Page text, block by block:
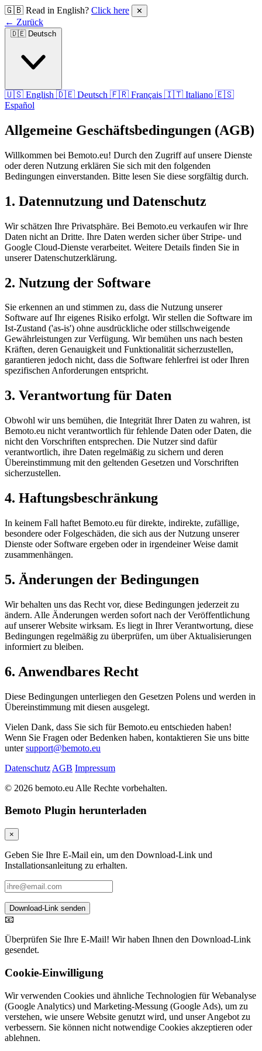
🇬🇧 Read in English? Click here ✕
← Zurück
🇩🇪 Deutsch
🇺🇸 English 🇩🇪 Deutsch 🇫🇷 Français 🇮🇹 Italiano 🇪🇸
Español
Allgemeine Geschäftsbedingungen (AGB)
Willkommen bei Bemoto.eu! Durch den Zugriff auf unsere Dienste
oder deren Nutzung erklären Sie sich mit den folgenden
Bedingungen einverstanden. Bitte lesen Sie diese sorgfältig durch.
1. Datennutzung und Datenschutz
Wir schätzen Ihre Privatsphäre. Bei Bemoto.eu verkaufen wir Ihre
Daten nicht an Dritte. Ihre Daten werden sicher über Stripe- und
Google Cloud-Dienste verarbeitet. Weitere Details finden Sie in
unserer Datenschutzerklärung.
2. Nutzung der Software
Sie erkennen an und stimmen zu, dass die Nutzung unserer
Software auf Ihr eigenes Risiko erfolgt. Wir stellen die Software im
Ist-Zustand ('as-is') ohne ausdrückliche oder stillschweigende
Gewährleistungen zur Verfügung. Wir bemühen uns nach besten
Kräften, deren Genauigkeit und Funktionalität sicherzustellen,
garantieren jedoch nicht, dass die Software fehlerfrei ist oder Ihren
spezifischen Anforderungen entspricht.
3. Verantwortung für Daten
Obwohl wir uns bemühen, die Integrität Ihrer Daten zu wahren, ist
Bemoto.eu nicht verantwortlich für fehlende Daten oder Daten, die
nicht den Vorschriften entsprechen. Die Nutzer sind dafür
verantwortlich, ihre Daten regelmäßig zu sichern und deren
Übereinstimmung mit den geltenden Gesetzen und Vorschriften
sicherzustellen.
4. Haftungsbeschränkung
In keinem Fall haftet Bemoto.eu für direkte, indirekte, zufällige,
besondere oder Folgeschäden, die sich aus der Nutzung unserer
Dienste oder Software ergeben oder in irgendeiner Weise damit
zusammenhängen.
5. Änderungen der Bedingungen
Wir behalten uns das Recht vor, diese Bedingungen jederzeit zu
ändern. Alle Änderungen werden sofort nach der Veröffentlichung
auf unserer Website wirksam. Es liegt in Ihrer Verantwortung, diese
Bedingungen regelmäßig zu überprüfen, um über Aktualisierungen
informiert zu bleiben.
6. Anwendbares Recht
Diese Bedingungen unterliegen den Gesetzen Polens und werden in
Übereinstimmung mit diesen ausgelegt.
Vielen Dank, dass Sie sich für Bemoto.eu entschieden haben!
Wenn Sie Fragen oder Bedenken haben, kontaktieren Sie uns bitte
untersupport@bemoto.eu
Datenschutz AGB Impressum
© 2026 bemoto.eu Alle Rechte vorbehalten.
Bemoto Plugin herunterladen
×
Geben Sie Ihre E-Mail ein, um den Download-Link und
Installationsanleitung zu erhalten.
Download-Link senden
📧
Überprüfen Sie Ihre E-Mail! Wir haben Ihnen den Download-Link
gesendet.
Cookie-Einwilligung
Wir verwenden Cookies und ähnliche Technologien für Webanalyse
(Google Analytics) und Marketing-Messung (Google Ads), um zu
verstehen, wie unsere Website genutzt wird, und unser Angebot zu
verbessern. Sie können nicht notwendige Cookies akzeptieren oder
ablehnen.